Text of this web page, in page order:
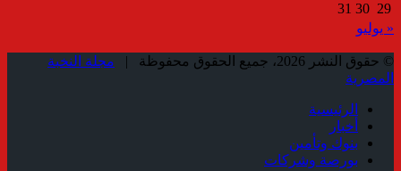
29
30
31
« يوليو
© حقوق النشر 2026، جميع الحقوق محفوظة |
مجلة النخبة
المصرية
الرئيسية
أخبار
بنوك وتأمين
بورصة وشركات